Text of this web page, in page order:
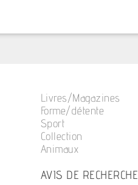
Livres/Magazines
Forme/détente
Sport
Collection
Animaux
AVIS DE RECHERCHE